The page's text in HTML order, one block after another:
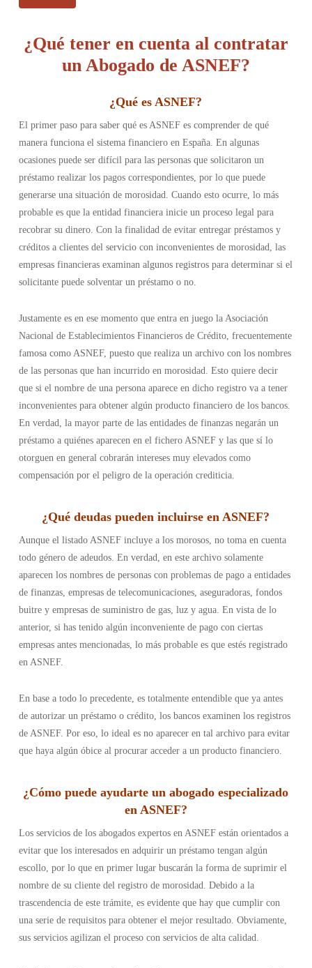
¿Qué tener en cuenta al contratar
un Abogado de ASNEF?
¿Qué es ASNEF?
El primer paso para saber qué es ASNEF es comprender de qué
manera funciona el sistema financiero en España. En algunas
ocasiones puede ser difícil para las personas que solicitaron un
préstamo realizar los pagos correspondientes, por lo que puede
generarse una situación de morosidad. Cuando esto ocurre, lo más
probable es que la entidad financiera inicie un proceso legal para
recobrar su dinero. Con la finalidad de evitar entregar préstamos y
créditos a clientes del servicio con inconvenientes de morosidad, las
empresas financieras examinan algunos registros para determinar si el
solicitante puede solventar un préstamo o no.
Justamente es en ese momento que entra en juego la Asociación
Nacional de Establecimientos Financieros de Crédito, frecuentemente
famosa como ASNEF, puesto que realiza un archivo con los nombres
de las personas que han incurrido en morosidad. Esto quiere decir
que si el nombre de una persona aparece en dicho registro va a tener
inconvenientes para obtener algún producto financiero de los bancos.
En verdad, la mayor parte de las entidades de finanzas negarán un
préstamo a quiénes aparecen en el fichero ASNEF y las que sí lo
otorguen en general cobrarán intereses muy elevados como
compensación por el peligro de la operación crediticia.
¿Qué deudas pueden incluirse en ASNEF?
Aunque el listado ASNEF incluye a los morosos, no toma en cuenta
todo género de adeudos. En verdad, en este archivo solamente
aparecen los nombres de personas con problemas de pago a entidades
de finanzas, empresas de telecomunicaciones, aseguradoras, fondos
buitre y empresas de suministro de gas, luz y agua. En vista de lo
anterior, si has tenido algún inconveniente de pago con ciertas
empresas antes mencionadas, lo más probable es que estés registrado
en ASNEF.
En base a todo lo precedente, es totalmente entendible que ya antes
de autorizar un préstamo o crédito, los bancos examinen los registros
de ASNEF. Por eso, lo ideal es no aparecer en tal archivo para evitar
que haya algún óbice al procurar acceder a un producto financiero.
¿Cómo puede ayudarte un abogado especializado
en ASNEF?
Los servicios de los abogados expertos en ASNEF están orientados a
evitar que los interesados en adquirir un préstamo tengan algún
escollo, por lo que en primer lugar buscarán la forma de suprimir el
nombre de su cliente del registro de morosidad. Debido a la
trascendencia de este trámite, es evidente que hay que cumplir con
una serie de requisitos para obtener el mejor resultado. Obviamente,
sus servicios agilizan el proceso con servicios de alta calidad.